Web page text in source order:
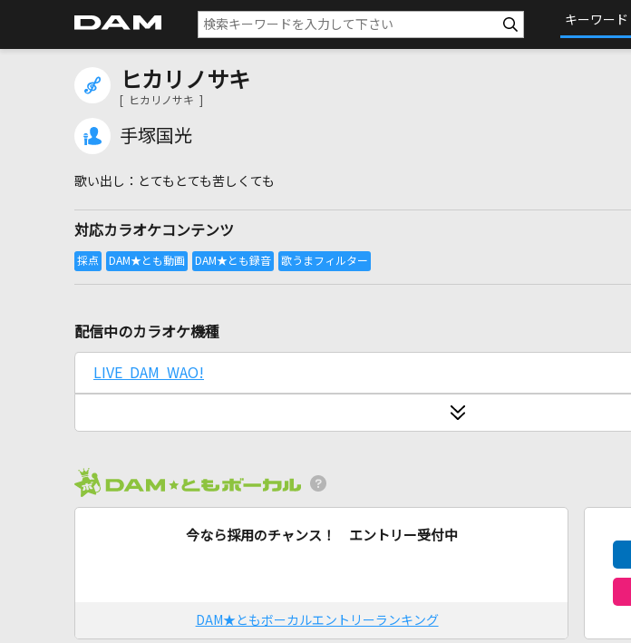
キーワード
ヒカリノサキ
[ ヒカリノサキ ]
手塚国光
とてもとても苦しくても
対応カラオケコンテンツ
配信中のカラオケ機種
LIVE DAM WAO!
今なら採用のチャンス！ エントリー受付中
DAM★ともボーカルエントリーランキング